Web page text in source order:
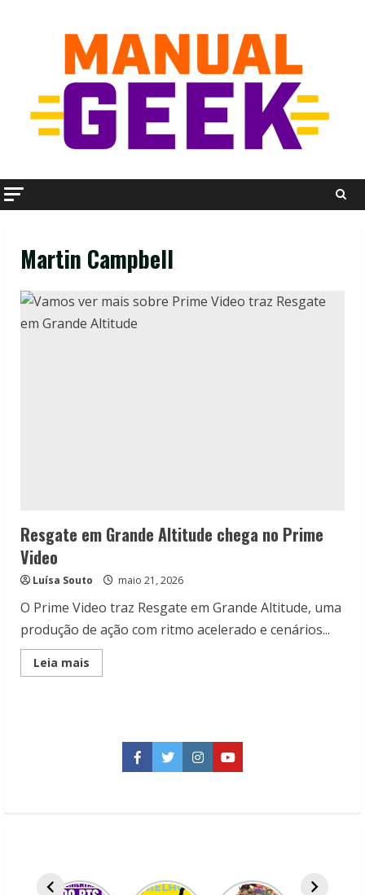
Martin Campbell
Resgate em Grande Altitude chega no Prime
Video
Luísa Souto maio 21, 2026
O Prime Video traz Resgate em Grande Altitude, uma
produção de ação com ritmo acelerado e cenários...
Leia mais
more
chega
Facebook
TwitterInstagramYouTube